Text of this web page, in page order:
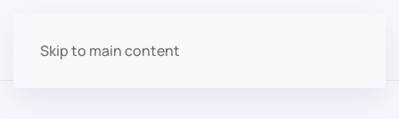
Skip to main content